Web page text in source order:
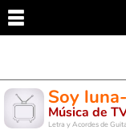
Soy
Música de
Letra y Acordes de